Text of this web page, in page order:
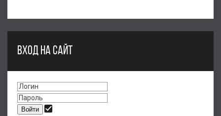
ВХОД НА САЙТ